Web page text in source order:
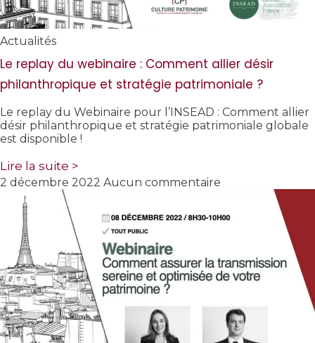
Actualités
Le replay du webinaire : Comment allier désir
philanthropique et stratégie patrimoniale ?
Le replay du Webinaire pour l’INSEAD : Comment allier
désir philanthropique et stratégie patrimoniale globale
est disponible !
Lire la suite >
2 décembre 2022 Aucun commentaire